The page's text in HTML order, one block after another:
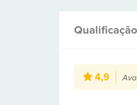
Qualificação
4,9